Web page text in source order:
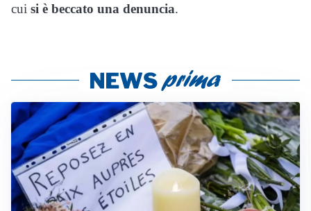
cui si è beccato una denuncia.